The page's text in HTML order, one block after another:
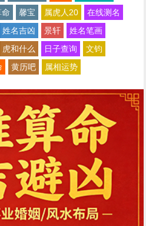
馨宝 属虎人20
在线测名
姓名吉凶 景轩
姓名笔画
虎和什么 日子查询
文钧
黄历吧 属相运势